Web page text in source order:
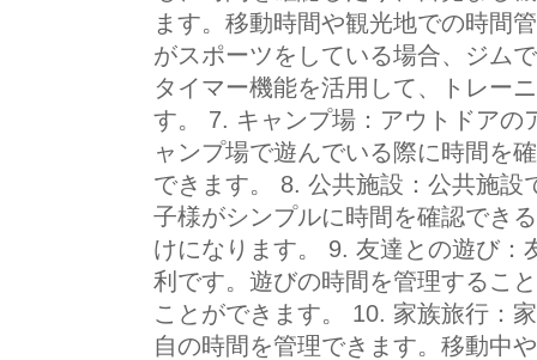
ます。移動時間や観光地での時間
がスポーツをしている場合、ジム
タイマー機能を活用して、トレー
す。 7. キャンプ場：アウトドアの
ャンプ場で遊んでいる際に時間を
できます。 8. 公共施設：公共施設
子様がシンプルに時間を確認でき
けになります。 9. 友達との遊び：
利です。遊びの時間を管理するこ
ことができます。 10. 家族旅行：
自の時間を管理できます。移動中